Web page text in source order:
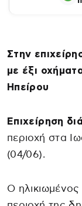
Στην
με έξι
Ηπείρου
Επιχείρηση
περιοχή στα
(04/06).
Ο